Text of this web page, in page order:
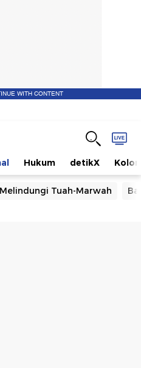
WITH CONTENT
Hukum detikX
Melindungi Tuah-Marwah